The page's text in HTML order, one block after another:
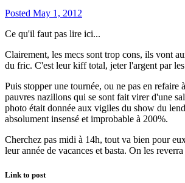
Posted May 1, 2012
Ce qu'il faut pas lire ici...
Clairement, les mecs sont trop cons, ils vont
du fric. C'est leur kiff total, jeter l'argent par
Puis stopper une tournée, ou ne pas en refaire
pauvres nazillons qui se sont fait virer d'une
photo était donnée aux vigiles du show du
absolument insensé et improbable à 200%.
Cherchez pas midi à 14h, tout va bien pour
leur année de vacances et basta. On les
Link to post